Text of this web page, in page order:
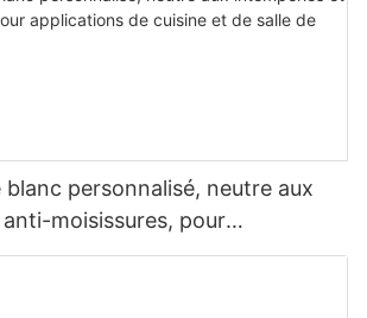
personnalisé, neutre aux
moisissures, pour
cuisine et de salle de bain